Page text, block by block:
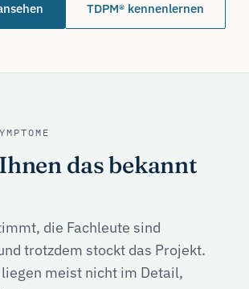
TDPM® kennenlernen
das bekannt
die Fachleute sind
trotzdem stockt das Projekt.
meist nicht im Detail,